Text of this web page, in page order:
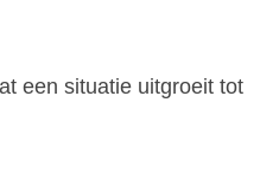
een situatie uitgroeit tot